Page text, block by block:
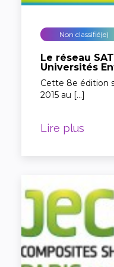
Non classifié(e)
Le réseau
Universités
Cette 8e édition
2015 au […]
Lire plus